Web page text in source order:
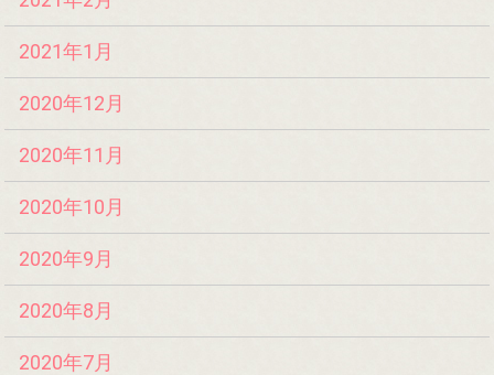
2021年1月
2020年12月
2020年11月
2020年10月
2020年9月
2020年8月
2020年7月